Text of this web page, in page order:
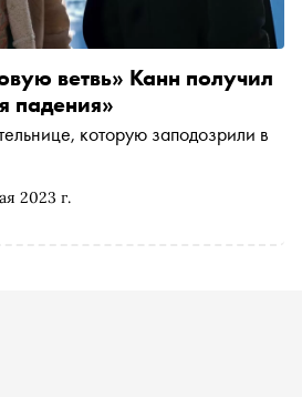
2023 г.
ветвь» Канн получил
падения»
которую заподозрили в